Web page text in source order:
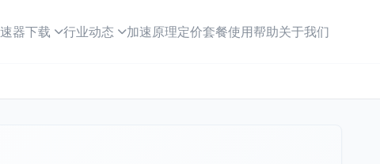
器下载 行业动态 加速原理定价套餐使用帮助关于我们